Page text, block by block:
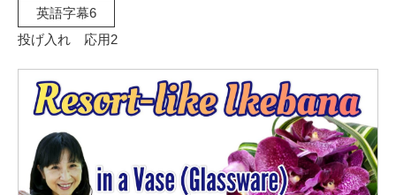
英語字幕6
投げ入れ 応用2